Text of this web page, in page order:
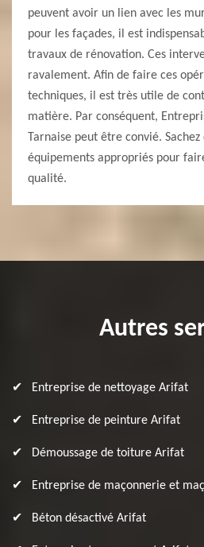
peuvent avoir un lien avec les
pour les façades, il est
travaux de rénovation. Ces
ravalement. Afin de faire ces
techniques, il est très utile de
matière. Par conséquent,
Tarnaise peut être convié.
équipements appropriés pour
qualité.
Autres
Entreprise de nettoyage Arifat
Entreprise de peinture Arifat
Démoussage de toiture Arifat
Entreprise de maçonnerie et
Béton désactivé Arifat